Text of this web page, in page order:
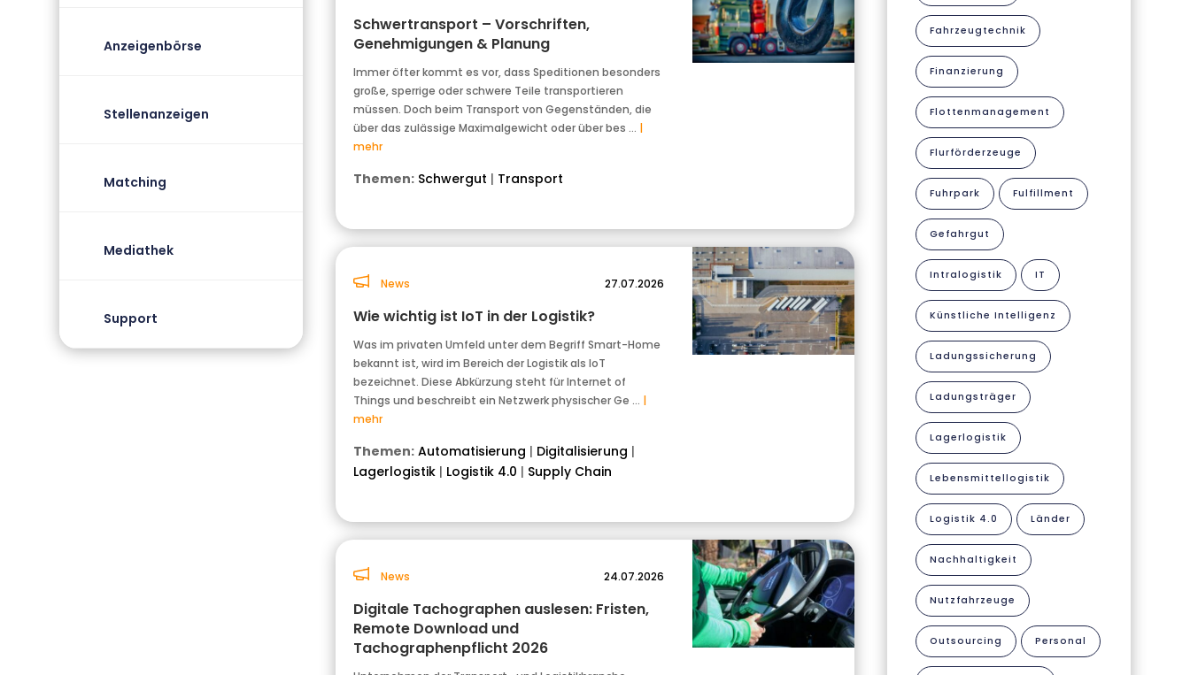
Anzeigenbörse
Stellenanzeigen
Matching
Mediathek
Support
Schwertransport – Vorschriften,
Genehmigungen & Planung
Immer öfter kommt es vor, dass Speditionen besonders
große, sperrige oder schwere Teile transportieren
müssen. Doch beim Transport von Gegenständen, die
über das zulässige Maximalgewicht oder über bes … |
mehr
Themen: Schwergut | Transport
News 27.07.2026
Wie wichtig ist IoT in der Logistik?
Was im privaten Umfeld unter dem Begriff Smart-Home
bekannt ist, wird im Bereich der Logistik als IoT
bezeichnet. Diese Abkürzung steht für Internet of
Things und beschreibt ein Netzwerk physischer Ge … |
mehr
Themen: Automatisierung | Digitalisierung |
Lagerlogistik| Logistik 4.0 | Supply Chain
News 24.07.2026
Digitale Tachographen auslesen: Fristen,
Remote Download und
Tachographenpflicht 2026
Fahrzeugtechnik
Finanzierung
Flottenmanagement
Flurförderzeuge
Fuhrpark Fulfillment
Gefahrgut
Intralogistik IT
Künstliche Intelligenz
Ladungssicherung
Ladungsträger
Lagerlogistik
Lebensmittellogistik
Logistik 4.0 Länder
Nachhaltigkeit
Nutzfahrzeuge
Outsourcing Personal